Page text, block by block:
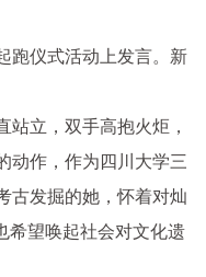
跑仪式活动上发言。新
站立，双手高抱火炬，
动作，作为四川大学三
古发掘的她，怀着对灿
希望唤起社会对文化遗